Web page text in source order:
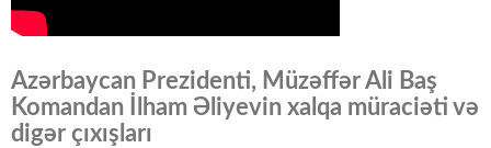
Azərbaycan Prezidenti, Müzəffər Ali Baş
Komandan İlham Əliyevin xalqa müraciəti və
digər çıxışları